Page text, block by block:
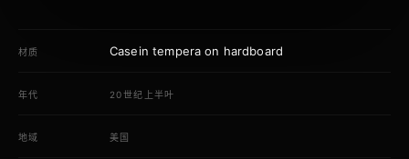
材质 Casein tempera on hardboard
年代 20世纪上半叶
地域 美国